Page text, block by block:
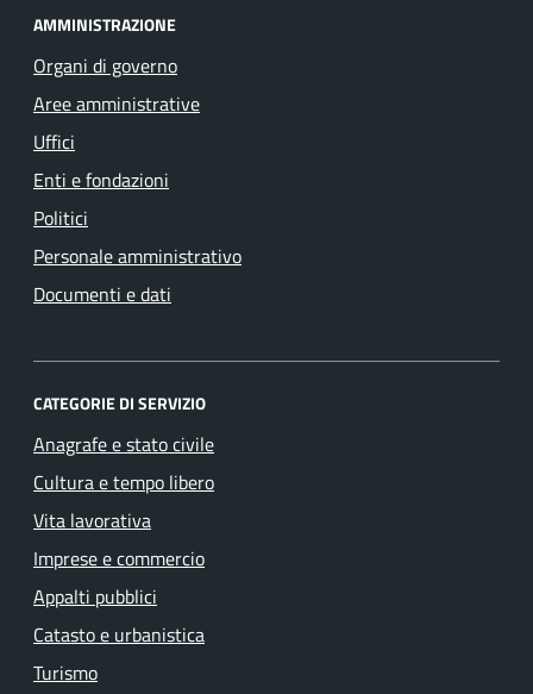
AMMINISTRAZIONE
Organi di governo
Aree amministrative
Uffici
Enti e fondazioni
Politici
Personale amministrativo
Documenti e dati
CATEGORIE DI SERVIZIO
Anagrafe e stato civile
Cultura e tempo libero
Vita lavorativa
Imprese e commercio
Appalti pubblici
Catasto e urbanistica
Turismo